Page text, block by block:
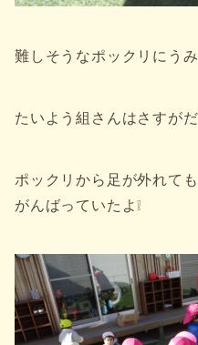
難しそうなポックリにう
たいよう組さんはさすが
ポックリから足が外れて
がんばっていたよ❕